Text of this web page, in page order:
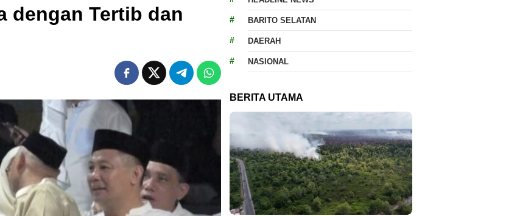
dengan Tertib dan
BARITO SELATAN
DAERAH
NASIONAL
BERITA UTAMA